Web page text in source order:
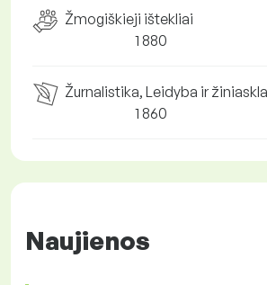
Žmogiškieji ištekliai
1 880
Žurnalistika, Leidyba ir
1 860
Naujienos